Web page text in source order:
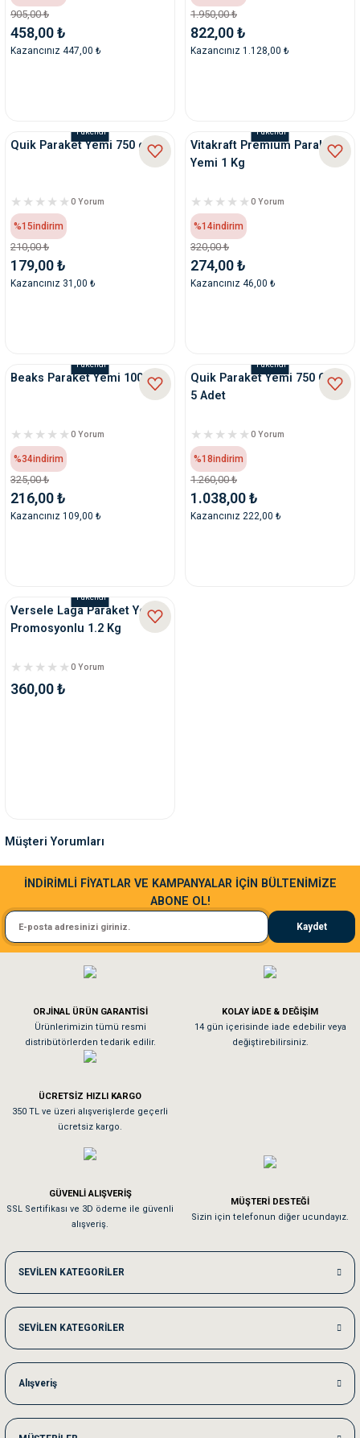
Temizlik
Ek Besinler
905,00 ₺
458,00 ₺
Kazancınız 447,00 ₺
1.950,00 ₺
822,00 ₺
Kazancınız 1.128,00 ₺
Tükendi
Quik Paraket Yemi 750 gr
0 Yorum
%15indirim
210,00 ₺
179,00 ₺
Kazancınız 31,00 ₺
Tükendi
Vitakraft Premium Paraket
Yemi 1 Kg
0 Yorum
%14indirim
320,00 ₺
274,00 ₺
Kazancınız 46,00 ₺
Tükendi
Beaks Paraket Yemi 1000 gr
0 Yorum
%34indirim
325,00 ₺
216,00 ₺
Kazancınız 109,00 ₺
Tükendi
Quik Paraket Yemi 750 Gr X
5 Adet
0 Yorum
%18indirim
1.260,00 ₺
1.038,00 ₺
Kazancınız 222,00 ₺
Tükendi
Versele Laga Paraket Yemi
Promosyonlu 1.2 Kg
0 Yorum
360,00 ₺
Müşteri Yorumları
Sa**** Ta******
Kedim taze mamaya bayıldı kargo fimrasın da bir sorun yaşadım ve arkadaşlar
El**** Ek******
Köpeğim bayıldı hediyeler için teşekkürler
As**** Tu******
Tavşanım kafesinin kalitesine ve paketlemesine bayıldım
Sa**** On******
Kedilerim beğeniyorlar. Memnunuz. Uygun fiyatta olması iyi.
Me***** Ya******
Akşam verdiğim sipariş bir sonraki gün elime ulaştı. Jack russell köpeğim
Ka***** Ar******
İNDİRİMLİ FİYATLAR VE KAMPANYALAR İÇİN BÜLTENİMİZE
ABONE OL!
Kaydet
ORJİNAL ÜRÜN GARANTİSİ
Ürünlerimizin tümü resmi
distribütörlerden tedarik edilir.
KOLAY İADE & DEĞİŞİM
14 gün içerisinde iade edebilir veya
değiştirebilirsiniz.
ÜCRETSİZ HIZLI KARGO
350 TL ve üzeri alışverişlerde geçerli
ücretsiz kargo.
GÜVENLİ ALIŞVERİŞ
SSL Sertifikası ve 3D ödeme ile güvenli
alışveriş.
MÜŞTERİ DESTEĞİ
Sizin için telefonun diğer ucundayız.
SEVİLEN KATEGORİLER
SEVİLEN KATEGORİLER
Alışveriş